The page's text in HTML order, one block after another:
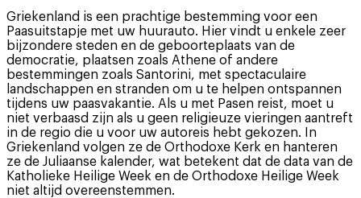
Griekenland is een prachtige bestemming voor een
Paasuitstapje met uw huurauto. Hier vindt u enkele zeer
bijzondere steden en de geboorteplaats van de
democratie, plaatsen zoals Athene of andere
bestemmingen zoals Santorini, met spectaculaire
landschappen en stranden om u te helpen ontspannen
tijdens uw paasvakantie. Als u met Pasen reist, moet u
niet verbaasd zijn als u geen religieuze vieringen aantreft
in de regio die u voor uw autoreis hebt gekozen. In
Griekenland volgen ze de Orthodoxe Kerk en hanteren
ze de Juliaanse kalender, wat betekent dat de data van de
Katholieke Heilige Week en de Orthodoxe Heilige Week
niet altijd overeenstemmen.